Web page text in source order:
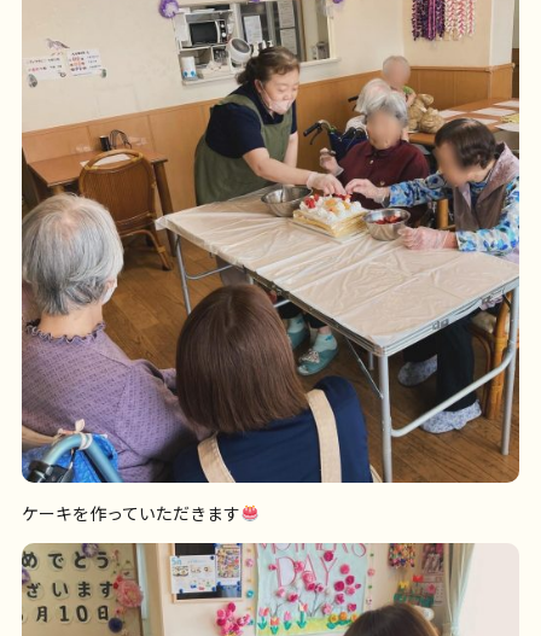
ケーキを作っていただきます